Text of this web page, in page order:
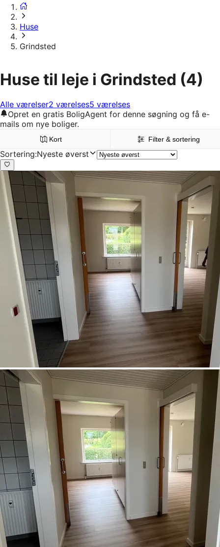
Huse
Grindsted
Huse til leje i Grindsted (4)
Alle værelser2 værelses5 værelses
Opret en gratis BoligAgent for denne søgning og få e-
mails om nye boliger.
Kort Filter & sortering
Sortering:Nyeste øverst